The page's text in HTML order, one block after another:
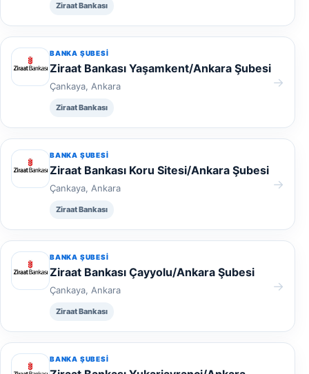
Ziraat Bankası
BANKA ŞUBESI
Ziraat Bankası Yaşamkent/Ankara Şubesi
Çankaya, Ankara
Ziraat Bankası
→
BANKA ŞUBESI
Ziraat Bankası Koru Sitesi/Ankara Şubesi
Çankaya, Ankara
Ziraat Bankası
→
BANKA ŞUBESI
Ziraat Bankası Çayyolu/Ankara Şubesi
Çankaya, Ankara
Ziraat Bankası
→
BANKA ŞUBESI